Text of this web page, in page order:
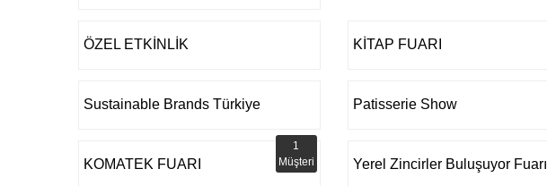
ÖZEL ETKİNLİK KİTAP FUARI
Sustainable Brands Türkiye Patisserie Show
KOMATEK FUARI
1
Müşteri
Yerel Zincirler Buluşuyor Fuarı